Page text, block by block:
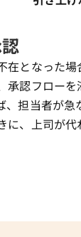
在となった
承認フロー
、担当者が
に、上司が